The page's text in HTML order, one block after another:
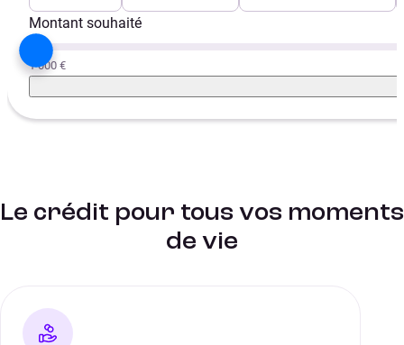
Montant souhaité
1 000 €
Le crédit pour tous vos moments
de vie